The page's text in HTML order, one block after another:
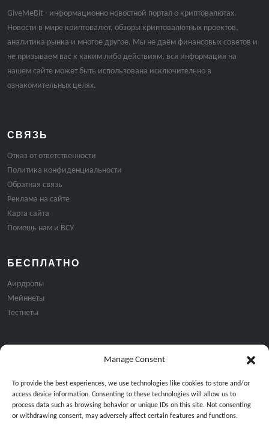
Manage Consent
To provide the best experiences, we use technologies like cookies to store and/or
access device information. Consenting to these technologies will allow us to
process data such as browsing behavior or unique IDs on this site. Not consenting
or withdrawing consent, may adversely affect certain features and functions.
GiveMeBit - информационно новостной портал о криптовалютах.
Новости в мире криптовалют, обзоры криптовалютных проектов,
аналитика рынка и многое другое. Мы не даём финансовых советов и
не призываем вас к каким либо действиям, вся информация на
нашем сайте может быть использована исключительно в
ознакомительных целях.
СВЯЗЬ
Отказ от ответственности
Политика конфиденциальности
Обратная связь
Реклама на сайте
Карта сайта
Помощь нам и ВСУ
БЕСПЛАТНО
Аирдропы
Мейннеты
Тестнеты
Подписка на email рассылку: